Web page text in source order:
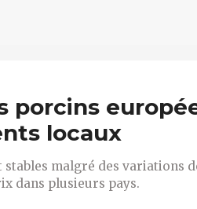
porcins
locaux
malgré des variations
dans plusieurs pays.